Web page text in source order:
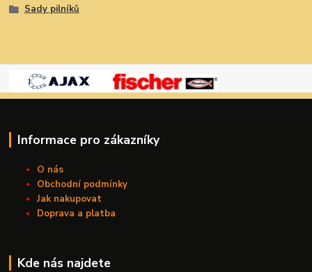
Sady pilníků
Informace pro zákazníky
O nás
Obchodní podmínky
Jak nakupovat
Doprava a platba
Kde nás najdete